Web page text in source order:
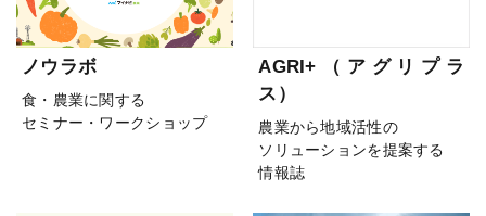
ノウラボ
食・農業に関する
セミナー・ワークショップ
AGRI+（アグリプラ
ス）
農業から地域活性の
ソリューションを提案する
情報誌